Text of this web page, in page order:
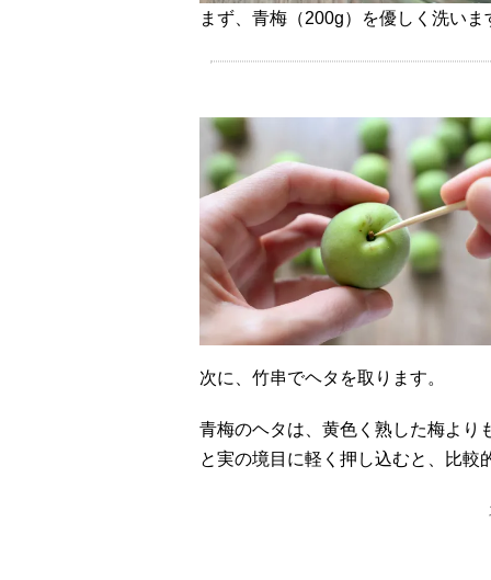
まず、青梅（200g）を優しく洗いま
次に、竹串でヘタを取ります。
青梅のヘタは、黄色く熟した梅より
と実の境目に軽く押し込むと、比較